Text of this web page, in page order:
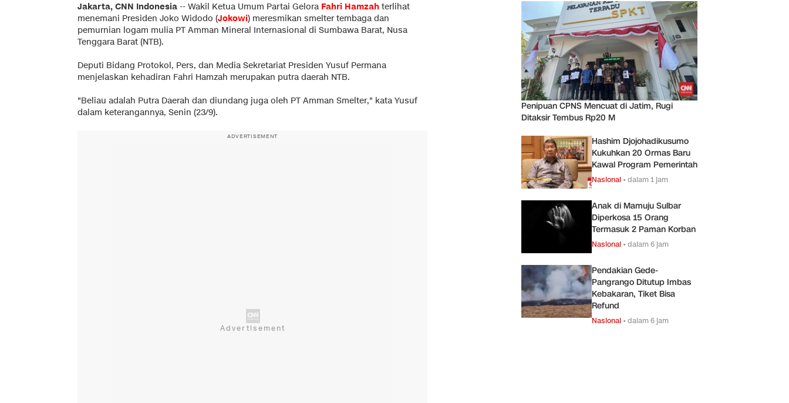
Jakarta, CNN Indonesia -- Wakil Ketua Umum Partai Gelora Fahri Hamzah terlihat
menemani Presiden Joko Widodo (Jokowi) meresmikan smelter tembaga dan
pemurnian logam mulia PT Amman Mineral Internasional di Sumbawa Barat, Nusa
Tenggara Barat (NTB).
Deputi Bidang Protokol, Pers, dan Media Sekretariat Presiden Yusuf Permana
menjelaskan kehadiran Fahri Hamzah merupakan putra daerah NTB.
"Beliau adalah Putra Daerah dan diundang juga oleh PT Amman Smelter," kata Yusuf
dalam keterangannya, Senin (23/9).
ADVERTISEMENT
Penipuan CPNS Mencuat di Jatim, Rugi
Ditaksir Tembus Rp20 M
Hashim Djojohadikusumo
Kukuhkan 20 Ormas Baru
Kawal Program Pemerintah
Nasional •dalam 1 jam
Anak di Mamuju Sulbar
Diperkosa 15 Orang
Termasuk 2 Paman Korban
Nasional •dalam 6 jam
Pendakian Gede-
Pangrango Ditutup Imbas
Kebakaran, Tiket Bisa
Refund
Nasional •dalam 6 jam